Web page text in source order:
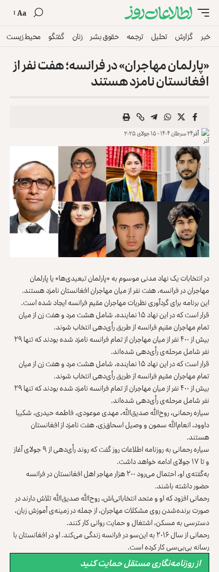
Aa
خبر گزارش تحلیل ترجمه حقوق بشر زنان گفتگو محیط زیست
«پارلمان مهاجران» در فرانسه؛ هفت نفر از
افغانستان نامزد هستند
آذر۲۴ سرطان ۱۴۰۴ - ۱۵ جولای ۲۰۲۵
در انتخابات یک نهاد مدنی موسوم به «پارلمان تبعیدی‌ها» یا پارلمان
مهاجران در فرانسه، هفت نفر از میان ‏مهاجران افغانستان نامزد هستند.‏
این برنامه برای گردآوری نظریات ‏مهاجران مقیم فرانسه ایجاد شده است.
قرار است که در این نهاد ۱۵ نماینده، شامل هشت مرد و هفت زن ‏از میان
تمام مهاجران مقیم فرانسه از طریق رأی‌دهی انتخاب شوند.‏
بیش از ۴۰۰ نفر از میان مهاجران از تمام فرانسه نامزد شده بودند ‏که تنها ۲۹
نفر شامل مرحله‌ی رأی‌دهی شده‌اند.‏ ‏
قرار است که در این نهاد ۱۵ نماینده، شامل هشت مرد و هفت زن ‏از میان
تمام مهاجران مقیم فرانسه از طریق رأی‌دهی انتخاب شوند.‏
بیش از ۴۰۰ نفر از میان مهاجران از تمام فرانسه نامزد شده بودند ‏که تنها ۲۹
نفر شامل مرحله‌ی رأی‌دهی شده‌اند.‏
سیاره رحمانی، روح‌الله صدیق‌الله، مهدی موعودی، فاطمه حیدری، ‏شکیبا
داوود، انعام‌الله سمون و وصیل اسحاق‌زی، هفت نامزد از ‏افغانستان
هستند.‏
سیاره رحمانی به روزنامه اطلاعات روز گفت که روند رأی‌دهی ‏از ۹ جولای آغاز
و تا ۱۷ جولای ادامه خواهد داشت.‏
به‌گفته‌ی او، احتمال می‌رود ۲۰۰ هزار مهاجر اهل افغانستان در ‏فرانسه
حضور داشته باشند.‏
رحمانی افزود که او و متحد انتخاباتی‌اش، روح‌الله صدیق‌الله تلاش ‏دارند در
صورت برنده‌شدن روی مشکلات مهاجران، از جمله در ‏زمینه‌ی آموزش زبان،
دسترسی به مسکن، اشتغال و حمایت روانی ‏کار کنند.‏
رحمانی از سال ۲۰۱۶ به این‌سو در فرانسه زندگی می‌کند. او در ‏افغانستان با
رسانه‌ بی‌بی‌سی کار کرده است.‏
از روزنامه‌نگاری مستقل حمایت کنید